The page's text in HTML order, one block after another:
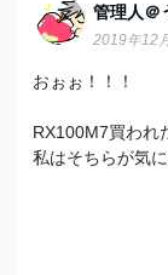
管理人＠
2019年12
おぉぉ！！！
RX100M7買われ
私はそちらが気